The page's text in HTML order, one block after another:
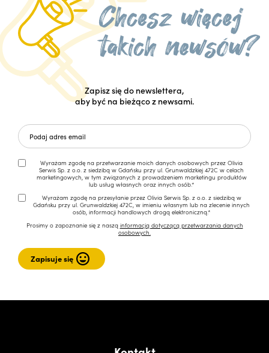
Zapisz się do newslettera,
aby być na bieżąco z newsami.
Wyrażam zgodę na przetwarzanie moich danych osobowych przez Olivia
Serwis Sp. z o.o. z siedzibą w Gdańsku przy ul. Grunwaldzkiej 472C w celach
marketingowych, w tym związanych z prowadzeniem marketingu produktów
lub usług własnych oraz innych osób.*
Wyrażam zgodę na przesyłanie przez Olivia Serwis Sp. z o.o. z siedzibą w
Gdańsku przy ul. Grunwaldzkiej 472C, w imieniu własnym lub na zlecenie innych
osób, informacji handlowych drogą elektroniczną.*
Prosimy o zapoznanie się z naszą informacją dotyczącą przetwarzania danych
osobowych.